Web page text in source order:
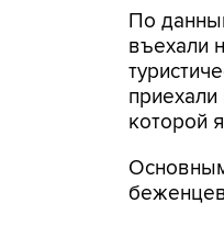
По
въехали
которой